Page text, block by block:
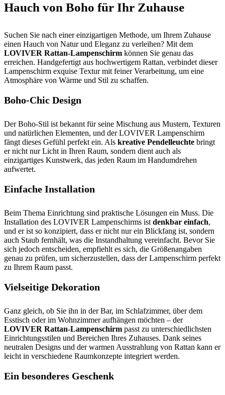
Hauch von Boho für Ihr Zuhause
Suchen Sie nach einer einzigartigen Methode, um Ihrem Zuhause
einen Hauch von Natur und Eleganz zu verleihen? Mit dem
LOVIVER Rattan-Lampenschirm können Sie genau das
erreichen. Handgefertigt aus hochwertigem Rattan, verbindet dieser
Lampenschirm exquise Textur mit feiner Verarbeitung, um eine
Atmosphäre von Wärme und Stil zu schaffen.
Boho-Chic Design
Der Boho-Stil ist bekannt für seine Mischung aus Mustern, Texturen
und natürlichen Elementen, und der LOVIVER Lampenschirm
fängt dieses Gefühl perfekt ein. Als kreative Pendelleuchte bringt
er nicht nur Licht in Ihren Raum, sondern dient auch als
einzigartiges Kunstwerk, das jeden Raum im Handumdrehen
aufwertet.
Einfache Installation
Beim Thema Einrichtung sind praktische Lösungen ein Muss. Die
Installation des LOVIVER Lampenschirms ist denkbar einfach,
und er ist so konzipiert, dass er nicht nur ein Blickfang ist, sondern
auch Staub fernhält, was die Instandhaltung vereinfacht. Bevor Sie
sich jedoch entscheiden, empfiehlt es sich, die Größenangaben
genau zu prüfen, um sicherzustellen, dass der Lampenschirm perfekt
zu Ihrem Raum passt.
Vielseitige Dekoration
Ganz gleich, ob Sie ihn in der Bar, im Schlafzimmer, über dem
Esstisch oder im Wohnzimmer aufhängen möchten – der
LOVIVER Rattan-Lampenschirm passt zu unterschiedlichsten
Einrichtungsstilen und Bereichen Ihres Zuhauses. Dank seines
neutralen Designs und der warmen Ausstrahlung von Rattan kann er
leicht in verschiedene Raumkonzepte integriert werden.
Ein besonderes Geschenk